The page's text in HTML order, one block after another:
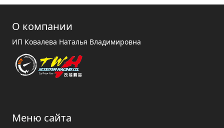
О компании
ИП Ковалева Наталья Владимировна
Меню сайта